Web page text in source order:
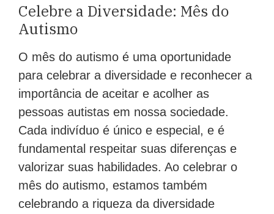
Celebre a Diversidade: Mês do
Autismo
O mês do autismo é uma oportunidade
para celebrar a diversidade e reconhecer a
importância de aceitar e acolher as
pessoas autistas em nossa sociedade.
Cada indivíduo é único e especial, e é
fundamental respeitar suas diferenças e
valorizar suas habilidades. Ao celebrar o
mês do autismo, estamos também
celebrando a riqueza da diversidade